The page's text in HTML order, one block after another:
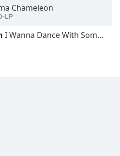
Chameleon
LP
I Wanna Dance With Somebody